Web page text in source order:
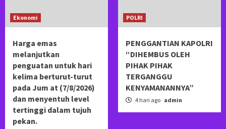
Ekonomi
Harga emas
melanjutkan
penguatan untuk hari
kelima berturut-turut
pada Jum at (7/8/2026)
dan menyentuh level
tertinggi dalam tujuh
pekan.
POLRI
PENGGANTIAN KAPOLRI
“DIHEMBUS OLEH
PIHAK PIHAK
TERGANGGU
KENYAMANANNYA”
4 hari ago admin